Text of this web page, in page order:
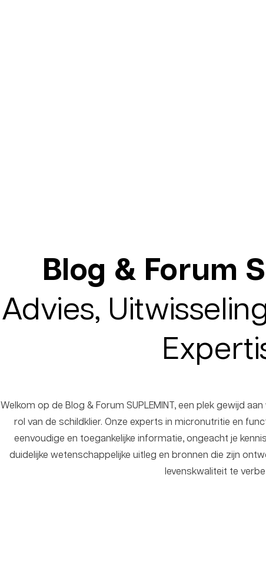
Blog & Forum
Advies,
Welkom op de Blog & Forum SUPLEMINT, een plek gewijd
rol van de schildklier. Onze experts in micronutritie en
eenvoudige en toegankelijke informatie, ongeacht je
duidelijke wetenschappelijke uitleg en bronnen die zijn
levenskwaliteit te